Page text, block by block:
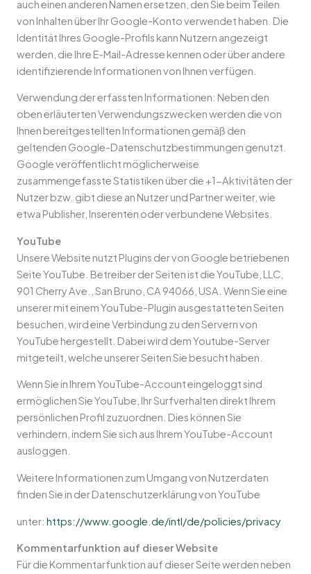
auch einen anderen Namen ersetzen, den Sie beim Teilen
von Inhalten über Ihr Google-Konto verwendet haben. Die
Identität Ihres Google-Profils kann Nutzern angezeigt
werden, die Ihre E-Mail-Adresse kennen oder über andere
identifizierende Informationen von Ihnen verfügen.
Verwendung der erfassten Informationen: Neben den
oben erläuterten Verwendungszwecken werden die von
Ihnen bereitgestellten Informationen gemäß den
geltenden Google-Datenschutzbestimmungen genutzt.
Google veröffentlicht möglicherweise
zusammengefasste Statistiken über die +1-Aktivitäten der
Nutzer bzw. gibt diese an Nutzer und Partner weiter, wie
etwa Publisher, Inserenten oder verbundene Websites.
YouTube
Unsere Website nutzt Plugins der von Google betriebenen
Seite YouTube. Betreiber der Seiten ist die YouTube, LLC,
901 Cherry Ave., San Bruno, CA 94066, USA. Wenn Sie eine
unserer mit einem YouTube-Plugin ausgestatteten Seiten
besuchen, wird eine Verbindung zu den Servern von
YouTube hergestellt. Dabei wird dem Youtube-Server
mitgeteilt, welche unserer Seiten Sie besucht haben.
Wenn Sie in Ihrem YouTube-Account eingeloggt sind
ermöglichen Sie YouTube, Ihr Surfverhalten direkt Ihrem
persönlichen Profil zuzuordnen. Dies können Sie
verhindern, indem Sie sich aus Ihrem YouTube-Account
ausloggen.
Weitere Informationen zum Umgang von Nutzerdaten
finden Sie in der Datenschutzerklärung von YouTube
unter: https://www.google.de/intl/de/policies/privacy
Kommentarfunktion auf dieser Website
Für die Kommentarfunktion auf dieser Seite werden neben